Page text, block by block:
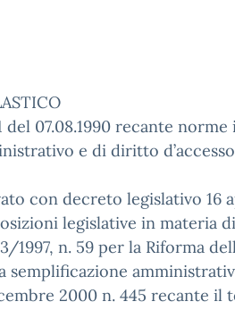
del 07.08.1990 recante
e di diritto
con decreto legislativo 16
legislative in materia
1997, n. 59 per la Riforma
semplificazione
2000 n. 445 recante il